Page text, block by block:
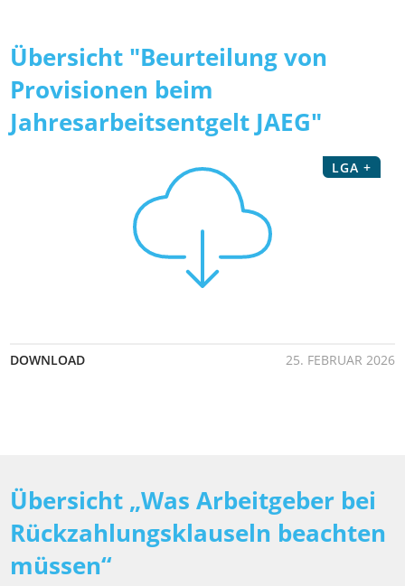
Übersicht "Beurteilung von
Provisionen beim
Jahresarbeitsentgelt JAEG"
LGA +
DOWNLOAD 25. FEBRUAR 2026
Übersicht „Was Arbeitgeber bei
Rückzahlungsklauseln beachten
müssen“